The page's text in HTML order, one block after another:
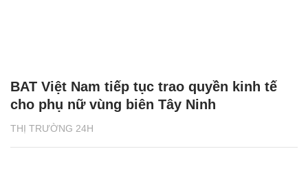
THỊ TRƯỜNG 24H
BAT Việt Nam tiếp tục trao quyền kinh tế
cho phụ nữ vùng biên Tây Ninh